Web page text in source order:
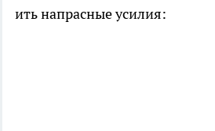
ить напрасные усилия: